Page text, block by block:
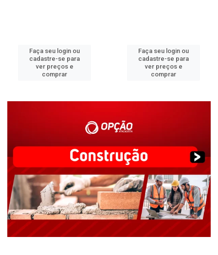
Faça seu login ou
cadastre-se para
ver preços e
comprar
Faça seu login ou
cadastre-se para
ver preços e
comprar